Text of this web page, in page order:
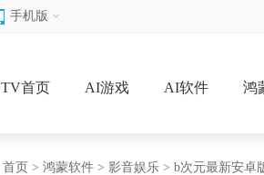
手机版
TV首页 AI游戏 AI软件 鸿
首页 > 鸿蒙软件 > 影音娱乐 > b次元最新安卓